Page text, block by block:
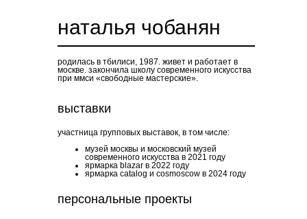
наталья чобанян
персональные проекты
выставки
участница групповых выставок, в том числе:
музей москвы и московский музей
современного искусства в 2021 году
ярмарка blazar в 2022 году
ярмарка catalog и cosmoscow в 2024 году
родилась в тбилиси, 1987. живет и работает в
москве. закончила школу современного искусства
при ммси «свободные мастерские».